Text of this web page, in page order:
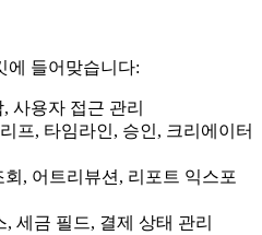
에 들어맞습니다:
사용자 접근 관리
프, 타임라인, 승인, 크리에이터
, 어트리뷰션, 리포트 익스포
, 세금 필드, 결제 상태 관리